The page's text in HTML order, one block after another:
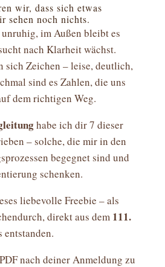
wir, dass sich etwas
sehen noch nichts.
im Außen bleibt es
nach Klarheit wächst.
sich Zeichen – leise, deutlich,
sind es Zahlen, die uns
dem richtigen Weg.
habe ich dir 7 dieser
– solche, die mir in den
begegnet sind und
schenken.
liebevolle Freebie – als
direkt aus dem 111.
entstanden.
nach deiner Anmeldung zu